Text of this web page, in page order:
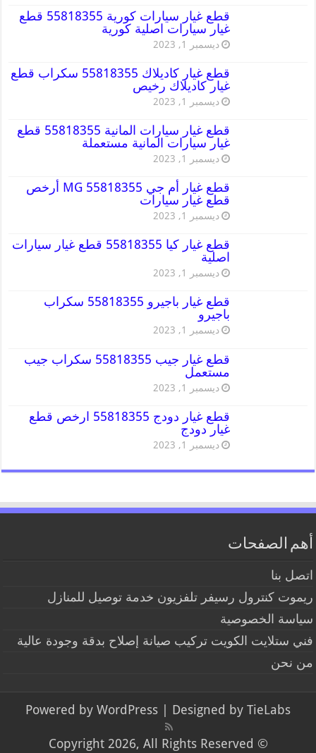
قطع غيار سيارات كورية 55818355 قطع
غيار سيارات اصلية كورية
ديسمبر 1, 2023
قطع غيار كاديلاك 55818355 سكراب قطع
غيار كاديلاك رخيص
ديسمبر 1, 2023
قطع غيار سيارات المانية 55818355 قطع
غيار سيارات المانية مستعملة
ديسمبر 1, 2023
قطع غيار أم جي MG 55818355 أرخص
قطع غيار سيارات
ديسمبر 1, 2023
قطع غيار كيا 55818355 قطع غيار سيارات
اصلية
ديسمبر 1, 2023
قطع غيار باجيرو 55818355 سكراب
باجيرو
ديسمبر 1, 2023
قطع غيار جيب 55818355 سكراب جيب
مستعمل
ديسمبر 1, 2023
قطع غيار دودج 55818355 ارخص قطع
غيار دودج
ديسمبر 1, 2023
أهم الصفحات
اتصل بنا
ريموت كنترول رسيفر تلفزيون خدمة توصيل للمنازل
سياسة الخصوصية
فني ستلايت الكويت تركيب صيانة إصلاح بدقة وجودة عالية
من نحن
Powered by WordPress | Designed by TieLabs
© Copyright 2026, All Rights Reserved